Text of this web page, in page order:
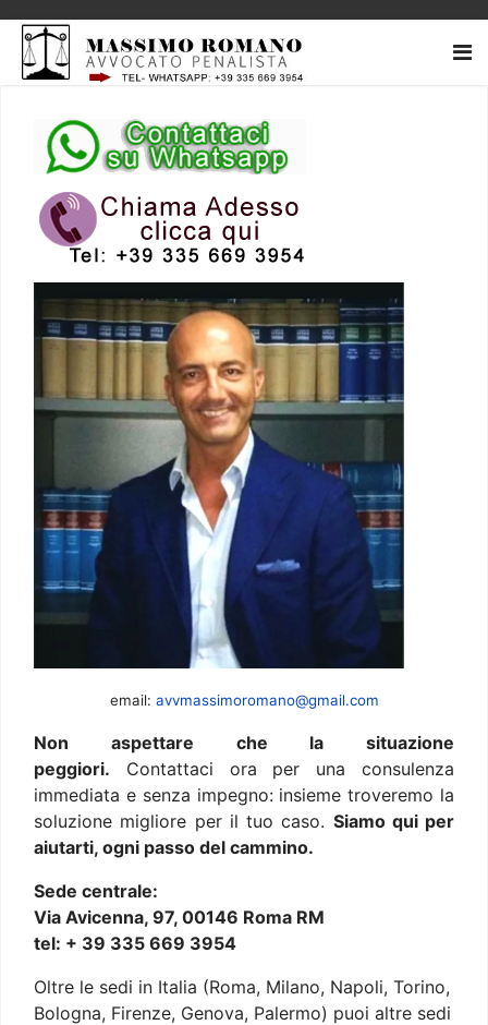
email: avvmassimoromano@gmail.com
Non aspettare che la situazione
peggiori. Contattaci ora per una consulenza
immediata e senza impegno: insieme troveremo la
soluzione migliore per il tuo caso. Siamo qui per
aiutarti, ogni passo del cammino.
Sede centrale:
Via Avicenna, 97, 00146 Roma RM
tel: + 39 335 669 3954
Oltre le sedi in Italia (Roma, Milano, Napoli, Torino,
Bologna, Firenze, Genova, Palermo) puoi altre sedi